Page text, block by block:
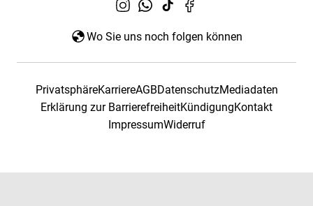
Wo Sie uns noch folgen können
PrivatsphäreKarriereAGBDatenschutzMediadaten
Erklärung zur BarrierefreiheitKündigungKontakt
ImpressumWiderruf